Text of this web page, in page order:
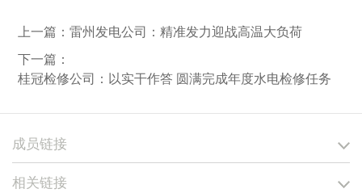
上一篇：雷州发电公司：精准发力迎战高温大负荷
下一篇：
桂冠检修公司：以实干作答 圆满完成年度水电检修任务
成员链接
相关链接